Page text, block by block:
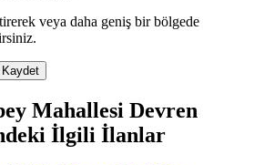
veya daha geniş bir bölgede
Kaydet
Mahallesi Devren
İlgili İlanlar